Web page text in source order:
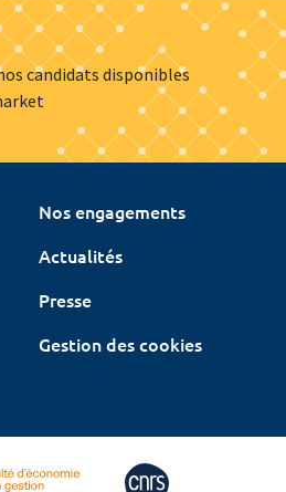
candidats disponibles
Nos engagements
Actualités
Presse
Gestion des cookies